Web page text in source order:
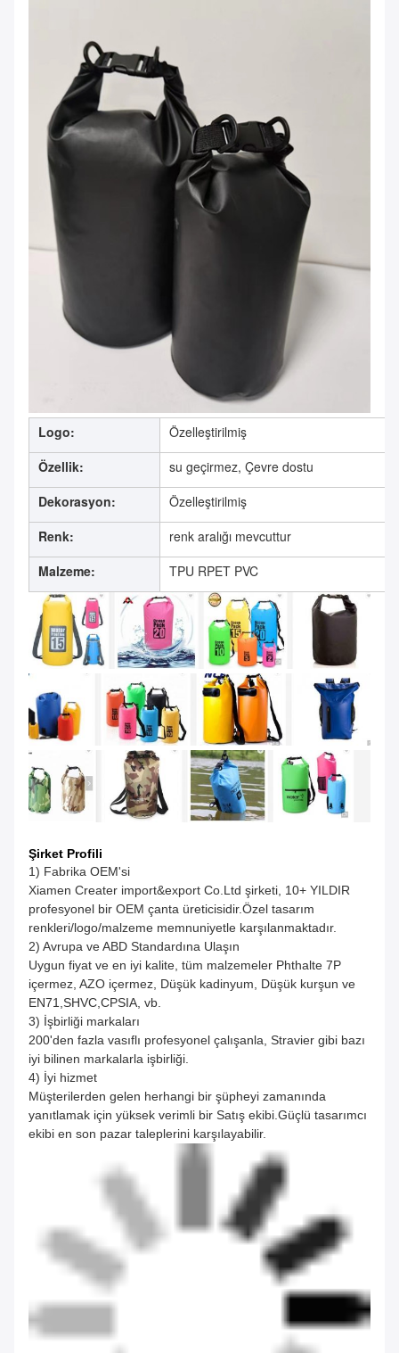
Logo:
Özelleştirilmiş
Özellik:
su geçirmez, Çevre dostu
Dekorasyon:
Özelleştirilmiş
Renk:
renk aralığı mevcuttur
Malzeme:
TPU RPET PVC
Şirket Profili
1) Fabrika OEM'si
Xiamen Creater import&export Co.Ltd şirketi, 10+ YILDIR
profesyonel bir OEM çanta üreticisidir.Özel tasarım
renkleri/logo/malzeme memnuniyetle karşılanmaktadır.
2) Avrupa ve ABD Standardına Ulaşın
Uygun fiyat ve en iyi kalite, tüm malzemeler Phthalte 7P
içermez, AZO içermez, Düşük kadinyum, Düşük kurşun ve
EN71,SHVC,CPSIA, vb.
3) İşbirliği markaları
200'den fazla vasıflı profesyonel çalışanla, Stravier gibi bazı
iyi bilinen markalarla işbirliği.
4) İyi hizmet
Müşterilerden gelen herhangi bir şüpheyi zamanında
yanıtlamak için yüksek verimli bir Satış ekibi.Güçlü tasarımcı
ekibi en son pazar taleplerini karşılayabilir.